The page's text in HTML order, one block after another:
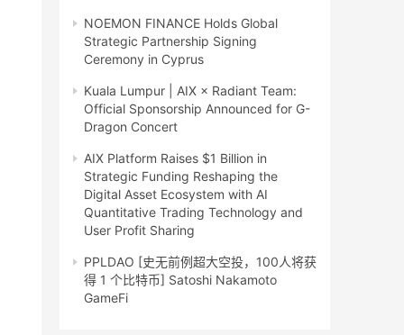
NOEMON FINANCE Holds Global
Strategic Partnership Signing
Ceremony in Cyprus
Kuala Lumpur | AIX × Radiant Team:
Official Sponsorship Announced for G-
Dragon Concert
AIX Platform Raises $1 Billion in
Strategic Funding Reshaping the
Digital Asset Ecosystem with AI
Quantitative Trading Technology and
User Profit Sharing
PPLDAO [史无前例超大空投，100人将获
得 1 个比特币] Satoshi Nakamoto
GameFi